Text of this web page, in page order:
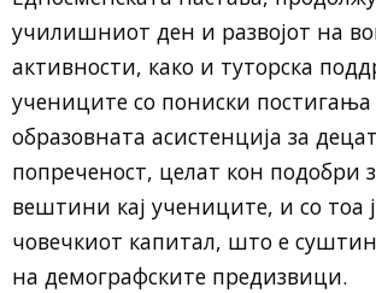
училишниот ден и развојот на
активности, како и туторска
учениците со пониски
образовната асистенција за
попреченост, целат кон подобри
вештини кај учениците, и со тоа
човечкиот капитал, што е
на демографските предизвици.